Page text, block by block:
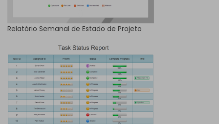
Relatório Semanal de Estado de Projeto